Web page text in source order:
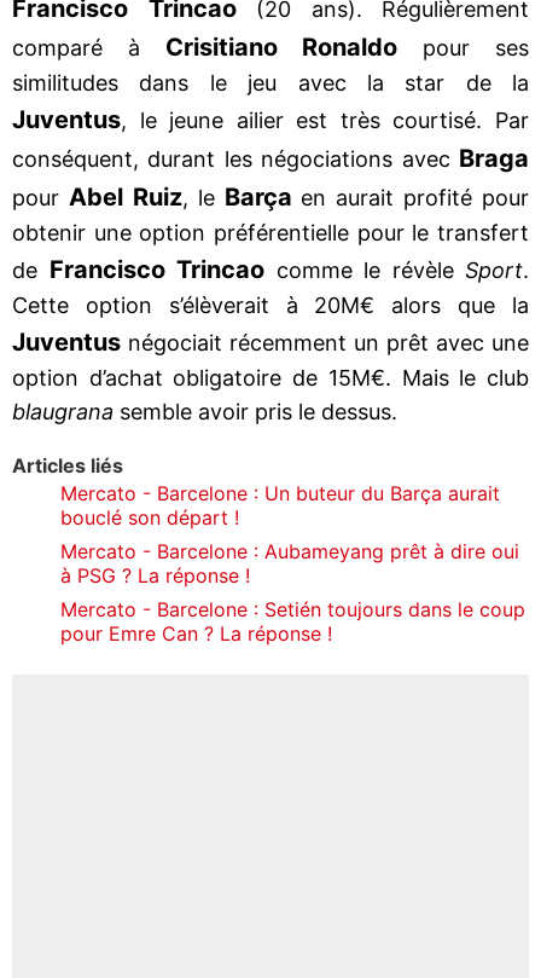
Francisco Trincao(20 ans). Régulièrement
comparé à Crisitiano Ronaldo pour ses
similitudes dans le jeu avec la star de la
Juventus, le jeune ailier est très courtisé. Par
conséquent, durant les négociations avec Braga
pour Abel Ruiz, le Barça en aurait profité pour
obtenir une option préférentielle pour le transfert
de Francisco Trincao comme le révèle Sport.
Cette option s’élèverait à 20M€ alors que la
Juventus négociait récemment un prêt avec une
option d’achat obligatoire de 15M€. Mais le club
blaugrana semble avoir pris le dessus.
Articles liés
Mercato - Barcelone : Un buteur du Barça aurait
bouclé son départ !
Mercato - Barcelone : Aubameyang prêt à dire oui
à PSG ? La réponse !
Mercato - Barcelone : Setién toujours dans le coup
pour Emre Can ? La réponse !